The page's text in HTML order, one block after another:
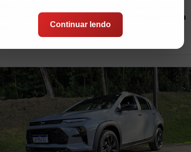
Porto Real (RJ) com tecnologia híbrida inédita
Continuar lendo